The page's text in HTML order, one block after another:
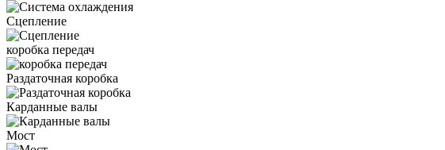
Сцепление
коробка передач
Раздаточная коробка
Карданные валы
Мост